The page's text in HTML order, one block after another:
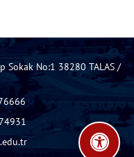
Sokak No:1 38280 TALAS /